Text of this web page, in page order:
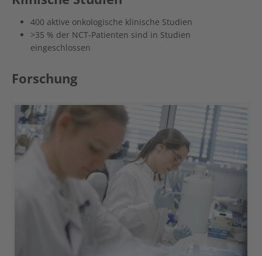
400 aktive onkologische klinische Studien
>35 % der NCT-Patienten sind in Studien
eingeschlossen
Forschung